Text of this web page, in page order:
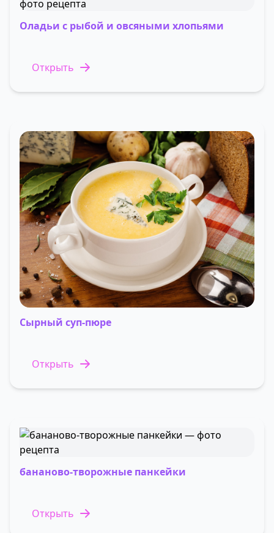
Оладьи с рыбой и овсяными хлопьями
Открыть
Сырный суп-пюре
Открыть
бананово-творожные панкейки
Открыть